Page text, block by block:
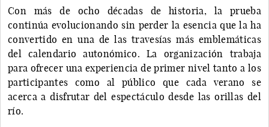
Con más de ocho décadas de historia, la prueba
continúa evolucionando sin perder la esencia que la ha
convertido en una de las travesías más emblemáticas
del calendario autonómico. La organización trabaja
para ofrecer una experiencia de primer nivel tanto a los
participantes como al público que cada verano se
acerca a disfrutar del espectáculo desde las orillas del
río.